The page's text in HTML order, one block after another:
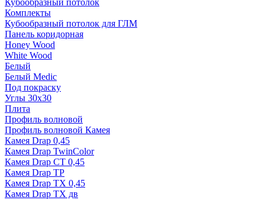
Кубообразный потолок
Комплекты
Кубообразный потолок для ГЛМ
Панель коридорная
Honey Wood
White Wood
Белый
Белый Medic
Под покраску
Углы 30х30
Плита
Профиль волновой
Профиль волновой Камея
Камея Drap 0,45
Камея Drap TwinColor
Камея Drap СТ 0,45
Камея Drap ТР
Камея Drap ТХ 0,45
Камея Drap ТХ дв